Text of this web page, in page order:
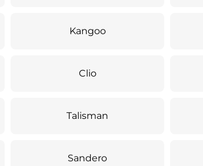
Kangoo
Clio
Talisman
Sandero